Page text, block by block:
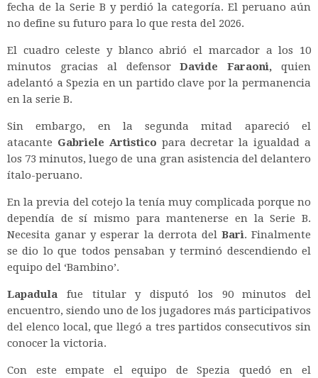
fecha de la Serie B y perdió la categoría. El peruano aún
no define su futuro para lo que resta del 2026.
El cuadro celeste y blanco abrió el marcador a los 10
minutos gracias al defensorDavide Faraoni, quien
adelantó a Spezia en un partido clave por la permanencia
en la serie B.
Sin embargo, en la segunda mitad apareció el
atacante Gabriele Artistico para decretar la igualdad a
los 73 minutos, luego de una gran asistencia del delantero
ítalo-peruano.
En la previa del cotejo la tenía muy complicada porque no
dependía de sí mismo para mantenerse en la Serie B.
Necesita ganar y esperar la derrota del Bari. Finalmente
se dio lo que todos pensaban y terminó descendiendo el
equipo del ‘Bambino’.
Lapadula fue titular y disputó los 90 minutos del
encuentro, siendo uno de los jugadores más participativos
del elenco local, que llegó a tres partidos consecutivos sin
conocer la victoria.
Con este empate el equipo de Spezia quedó en el